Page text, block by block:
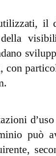
il
con
d’uso
può